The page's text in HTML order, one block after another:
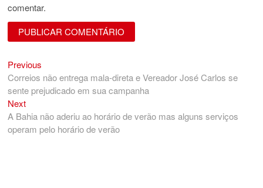
comentar.
Navegação
de
Post
Previous
post:
Correios não entrega mala-direta e Vereador José Carlos se
sente prejudicado em sua campanha
NextNext
post:
A Bahia não aderiu ao horário de verão mas alguns serviços
operam pelo horário de verão